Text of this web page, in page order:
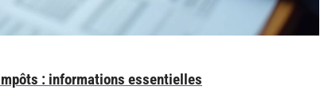
: informations essentielles